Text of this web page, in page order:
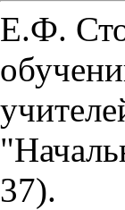
Е.Ф.
37).